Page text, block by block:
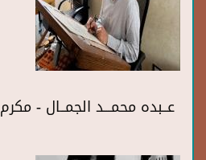
عــبده محمـــد الجمــال - مكرم